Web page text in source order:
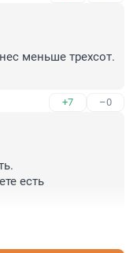
меньше трехсот.
+7 –0
есть